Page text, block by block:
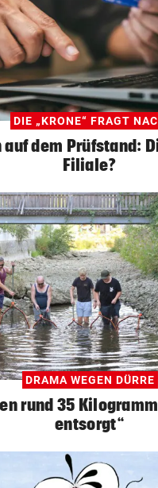
DIE „KRONE“ FRAGT
auf dem Prüfstand:
Filiale?
DRAMA WEGEN DÜRRE
rund 35
entsorgt“